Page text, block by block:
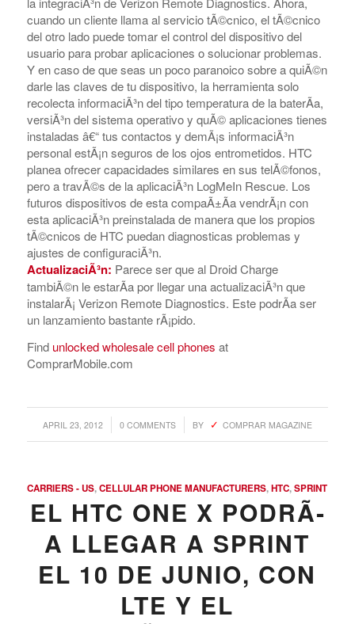
Tanto
Verizon como HTC estÃ¡n experimentando con
diagnÃ³stico remoto y soporte tÃ©cnico. Big Red le
ofrecerÃ¡ esta herramienta en primer lugar a los dueÃ±os
del LG Revolution. La actualizaciÃ³n VS910ZV8 trae
algunos cambios, pero la caracterÃ­stica mÃ¡s notable es
la integraciÃ³n de Verizon Remote Diagnostics. Ahora,
cuando un cliente llama al servicio tÃ©cnico, el tÃ©cnico
del otro lado puede tomar el control del dispositivo del
usuario para probar aplicaciones o solucionar problemas.
Y en caso de que seas un poco paranoico sobre a quiÃ©n
darle las claves de tu dispositivo, la herramienta solo
recolecta informaciÃ³n del tipo temperatura de la baterÃ­a,
versiÃ³n del sistema operativo y quÃ© aplicaciones tienes
instaladas â€“ tus contactos y demÃ¡s informaciÃ³n
personal estÃ¡n seguros de los ojos entrometidos. HTC
planea ofrecer capacidades similares en sus telÃ©fonos,
pero a travÃ©s de la aplicaciÃ³n LogMeIn Rescue. Los
futuros dispositivos de esta compaÃ±Ã­a vendrÃ¡n con
esta aplicaciÃ³n preinstalada de manera que los propios
tÃ©cnicos de HTC puedan diagnosticas problemas y
ajustes de configuraciÃ³n.
ActualizaciÃ³n:
instalarÃ¡ Verizon Remote Diagnostics. Este podrÃ­a ser
un lanzamiento bastante rÃ¡pido.
CELLULAR PHONE MANUFACTURERS